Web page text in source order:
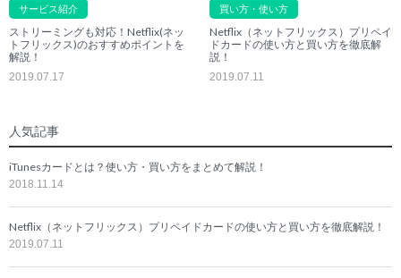
サービス紹介
ストリーミングも対応！Netflix(ネッ
トフリックス)のおすすめポイントを
解説！
2019.07.17
買い方・使い方
Netflix（ネットフリックス）プリペイ
ドカードの使い方と買い方を徹底解
説！
2019.07.11
人気記事
iTunesカードとは？使い方・買い方をまとめて解説！
2018.11.14
Netflix（ネットフリックス）プリペイドカードの使い方と買い方を徹底解説！
2019.07.11